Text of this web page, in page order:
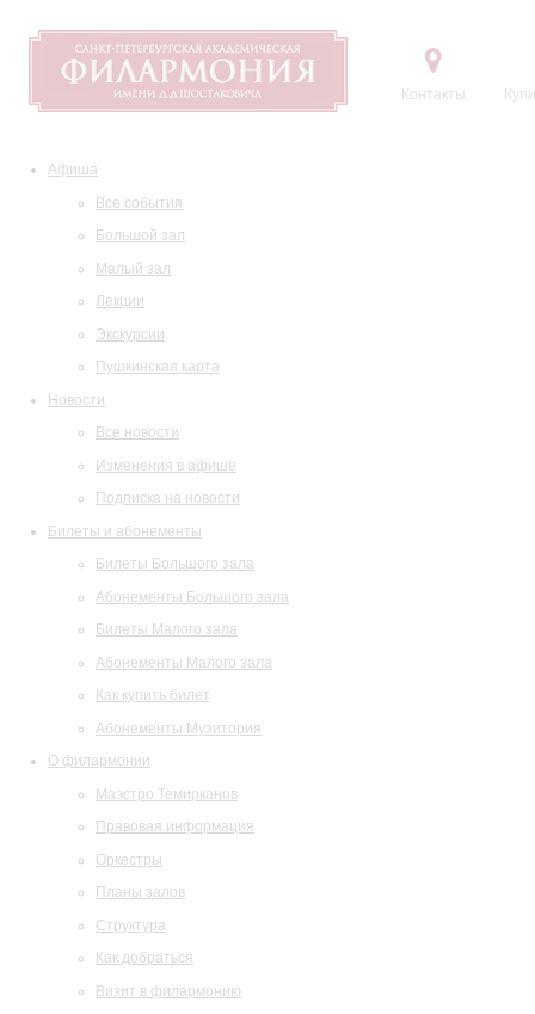
Контакты
Афиша
Все события
Большой зал
Малый зал
Лекции
Экскурсии
Пушкинская карта
Новости
Все новости
Изменения в афише
Подписка на новости
Билеты и абонементы
Билеты Большого зала
Абонементы Большого зала
Билеты Малого зала
Абонементы Малого зала
Как купить билет
Абонементы Музитория
О филармонии
Маэстро Темирканов
Правовая информация
Оркестры
Планы залов
Структура
Как добраться
Визит в филармонию